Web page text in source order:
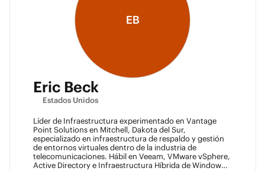
EB
Eric Beck
Estados Unidos
Líder de Infraestructura experimentado en Vantage
Point Solutions en Mitchell, Dakota del Sur,
especializado en infraestructura de respaldo y gestión
de entornos virtuales dentro de la industria de
telecomunicaciones. Hábil en Veeam, VMware vSphere,
Active Directory e Infraestructura Híbrida de Windows